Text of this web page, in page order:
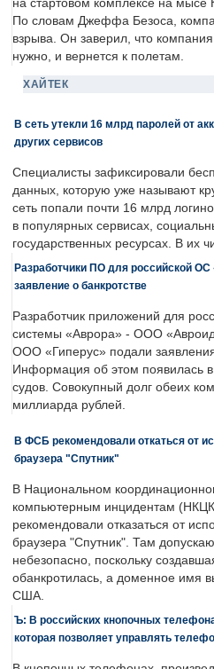
на стартовом комплексе на
По словам Джеффа Безоса,
взрыва. Он заверил, что компания
нужно, и вернется к полетам.
ХАЙТЕК
В сеть утекли 16 млрд паролей от
других сервисов
Специалисты зафиксировали
данных, которую уже называют
сеть попали почти 16 млрд
в популярных сервисах,
государственных ресурсах. В их
Разработчики ПО для российской
заявление о банкротстве
Разработчик приложений для
системы «Аврора» - ООО
ООО «Гиперус» подали
Информация об этом появилась
судов. Совокупный долг обеих
миллиарда рублей.
В ФСБ рекомендовали откаться от
браузера "Спутник"
В Национальном
компьютерным инцидентам
рекомендовали отказаться от
браузера "Спутник". Там
небезопасно, поскольку
обанкротилась, а доменное имя
США.
Ъ: В российских кнопочных
которая позволяет управлять